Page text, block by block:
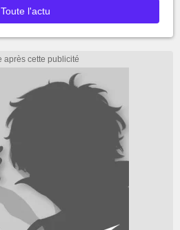
Toute l'actu